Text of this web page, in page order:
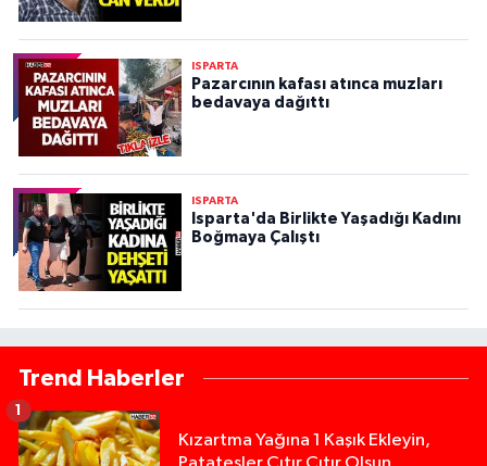
ISPARTA
Pazarcının kafası atınca muzları
bedavaya dağıttı
ISPARTA
Isparta'da Birlikte Yaşadığı Kadını
Boğmaya Çalıştı
Trend Haberler
Kızartma Yağına 1 Kaşık Ekleyin,
1